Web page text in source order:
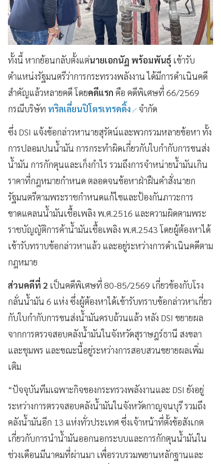
ทั้งนี้ หากย้อนกลับตั้งแต่นายเอกนัฏ พร้อมพันธุ์ เข้ารับ
ตำแหน่งรัฐมนตรีว่าการกระทรวงพลังงาน ได้มีการดำเนินคดี
สำคัญแล้วหลายคดี โดยคดีแรก คือ คดีพิเศษที่ 66/2569
กรณีบริษัท ทริลเลี่ยนปิโตรเทรดดิ้ง จำกัด
ซึ่ง DSI แจ้งข้อกล่าวหานายสุรัตน์และพวกรวมหลายข้อหา ทั้ง
การปลอมปนน้ำมัน การกระทำผิดเกี่ยวกับใบกำกับการขนส่ง
น้ำมัน การกักตุนและเก็งกำไร รวมถึงการจำหน่ายน้ำมันเกิน
ราคาที่กฎหมายกำหนด ตลอดจนข้อหาฝ่าฝืนคำสั่งนายก
รัฐมนตรีตามพระราชกำหนดแก้ไขและป้องกันภาวะการ
ขาดแคลนน้ำมันเชื้อเพลิง พ.ศ.2516 และความผิดตามพระ
ราชบัญญัติการค้าน้ำมันเชื้อเพลิง พ.ศ.2543 โดยผู้ต้องหาได้
เข้ารับทราบข้อกล่าวหาแล้ว และอยู่ระหว่างการดำเนินคดีตาม
กฎหมาย
ส่วนคดีที่ 2 เป็นคดีพิเศษที่ 80-85/2569 เกี่ยวข้องกับโรง
กลั่นน้ำมัน 6 แห่ง ซึ่งผู้ต้องหาได้เข้ารับทราบข้อกล่าวหาเกี่ยว
กับใบกำกับการขนส่งน้ำมันครบถ้วนแล้ว หลัง DSI ขยายผล
จากการตรวจสอบคลังน้ำมันในจังหวัดสุราษฎร์ธานี สงขลา
และชุมพร และขณะนี้อยู่ระหว่างการสอบสวนขยายผลเพิ่ม
เติม
“ปัจจุบันทีมเฉพาะกิจของกระทรวงพลังงานและ DSI ยังอยู่
ระหว่างการตรวจสอบคลังน้ำมันในจังหวัดกาญจนบุรี รวมถึง
คลังน้ำมันอีก 13 แห่งทั่วประเทศ ซึ่งเจ้าหน้าที่ตั้งข้อสังเกต
เกี่ยวกับการนำน้ำมันออกนอกระบบและการกักตุนน้ำมันใน
ช่วงเดือนมีนาคมที่ผ่านมา เพื่อรวบรวมพยานหลักฐานและ